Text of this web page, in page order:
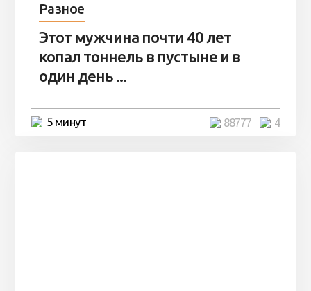
Разное
Этот мужчина почти 40 лет
копал тоннель в пустыне и в
один день ...
5 минут 4
88777